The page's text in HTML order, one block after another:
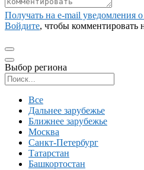
Получать на e‑mail уведомления
Войдите, чтобы комментировать
Выбор региона
Все
Дальнее зарубежье
Ближнее зарубежье
Москва
Санкт-Петербург
Татарстан
Башкортостан